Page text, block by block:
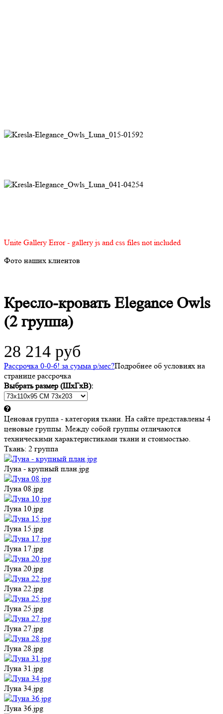
Unite Gallery Error - gallery js and css files not included
Фото наших клиентов
Кресло-кровать Elegance Owls
(2 группа)
28 214 руб
Рассрочка 0-0-6! за сумма р/мес?Подробнее об условиях на
странице рассрочка
Выбрать размер (ШхГхВ):
Ценовая группа - категория ткани. На сайте представлены 4
ценовые группы. Между собой группы отличаются
техническими характеристиками ткани и стоимостью.
Ткань: 2 группа
Луна - крупный план.jpg
Луна 08.jpg
Луна 10.jpg
Луна 15.jpg
Луна 17.jpg
Луна 20.jpg
Луна 22.jpg
Луна 25.jpg
Луна 27.jpg
Луна 28.jpg
Луна 31.jpg
Луна 34.jpg
Луна 36.jpg